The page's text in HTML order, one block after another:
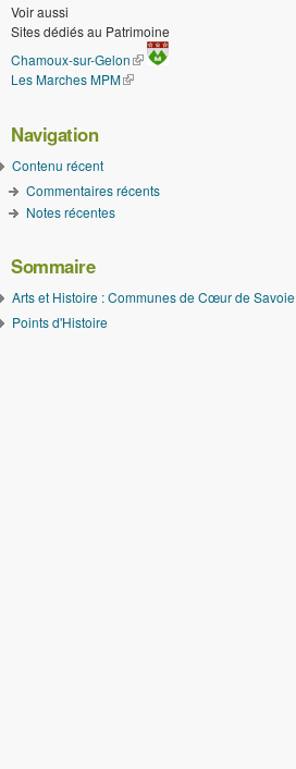
Voir aussi
Sites dédiés au Patrimoine
Chamoux-sur-Gelon (le lien est externe)
Les Marches MPM(le lien est externe)
Navigation
Contenu récent
Commentaires récents
Notes récentes
Sommaire
Arts et Histoire : Communes de Cœur de Savoie
Points d'Histoire